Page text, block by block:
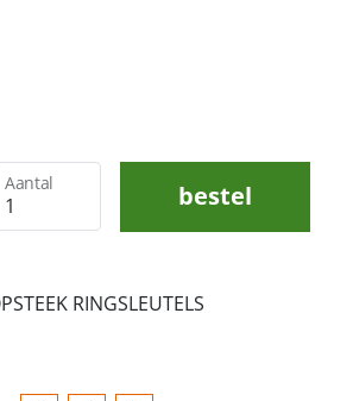
Aantal bestel
RINGSLEUTELS